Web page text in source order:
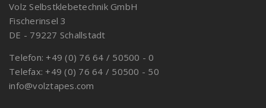
Volz Selbstklebetechnik GmbH
Fischerinsel 3
DE - 79227 Schallstadt
Telefon: +49 (0) 76 64 / 50500 - 0
Telefax: +49 (0) 76 64 / 50500 - 50
info@volztapes.com